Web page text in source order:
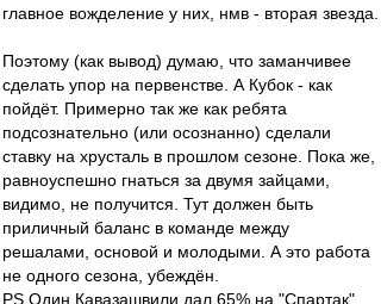
главное вожделение у них, нмв - вторая звезда.
Поэтому (как вывод) думаю, что заманчивее
сделать упор на первенстве. А Кубок - как
пойдёт. Примерно так же как ребята
подсознательно (или осознанно) сделали
ставку на хрусталь в прошлом сезоне. Пока же,
равноуспешно гнаться за двумя зайцами,
видимо, не получится. Тут должен быть
приличный баланс в команде между
решалами, основой и молодыми. А это работа
не одного сезона, убеждён.
PS Один Кавазашвили дал 65% на "Спартак".